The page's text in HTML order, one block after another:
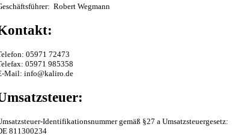
Robert Wegmann
05971 72473
05971 985358
Mail: info@kaliro.de
Identifikationsnummer gemäß §27 a Umsatzsteuergesetz:
811300234